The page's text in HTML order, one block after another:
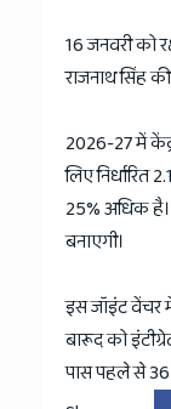
16 जनवरी को
राजनाथ सिंह
2026-27 में
लिए
25% अधिक है।
बनाएगी।
इस जॉइंट वेंचर
बारूद को
पास पहले से 36